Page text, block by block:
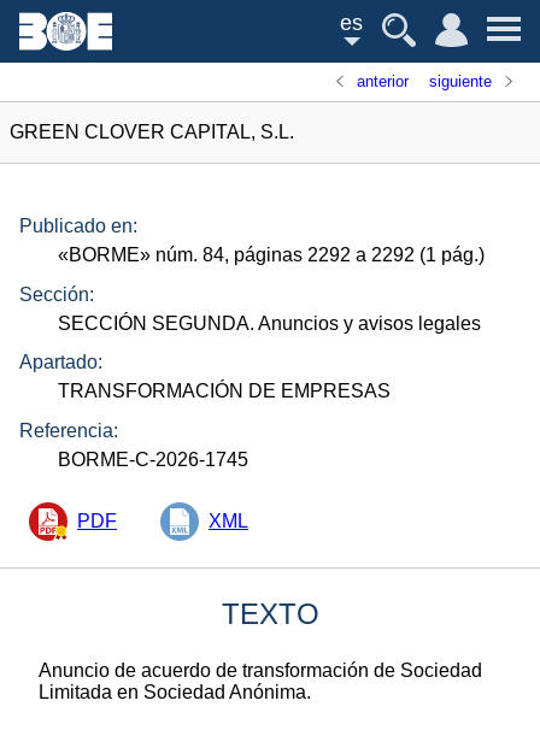
es
anterior siguiente
GREEN CLOVER CAPITAL, S.L.
Publicado en:
«BORME» núm. 84, páginas 2292 a 2292 (1 pág.)
Sección:
SECCIÓN SEGUNDA. Anuncios y avisos legales
Apartado:
TRANSFORMACIÓN DE EMPRESAS
Referencia:
BORME-C-2026-1745
PDF XML
TEXTO
Anuncio de acuerdo de transformación de Sociedad
Limitada en Sociedad Anónima.